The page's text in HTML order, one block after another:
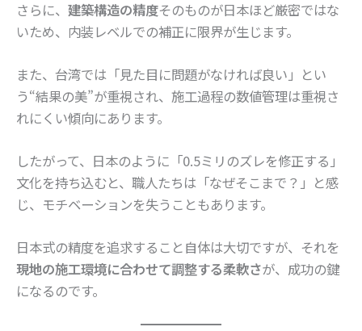
さらに、 建築構造の精度そのものが日本ほど厳密ではな
いため、内装レベルでの補正に限界が生じます。
また、台湾では「見た目に問題がなければ良い」とい
う“結果の美”が重視され、施工過程の数値管理は重視さ
れにくい傾向にあります。
したがって、日本のように「0.5ミリのズレを修正する」
文化を持ち込むと、職人たちは「なぜそこまで？」と感
じ、モチベーションを失うこともあります。
日本式の精度を追求すること自体は大切ですが、それを
現地の施工環境に合わせて調整する柔軟さが、成功の鍵
になるのです。